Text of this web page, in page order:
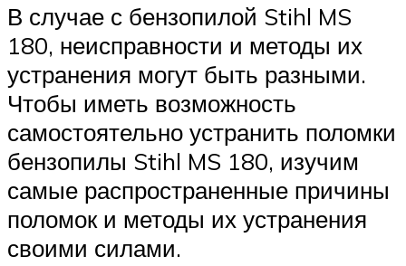
В случае с бензопилой Stihl MS
180, неисправности и методы их
устранения могут быть разными.
Чтобы иметь возможность
самостоятельно устранить поломки
бензопилы Stihl MS 180, изучим
самые распространенные причины
поломок и методы их устранения
своими силами.